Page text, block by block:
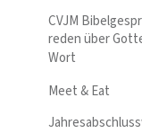
CVJM
reden über
Wort
Meet & Eat